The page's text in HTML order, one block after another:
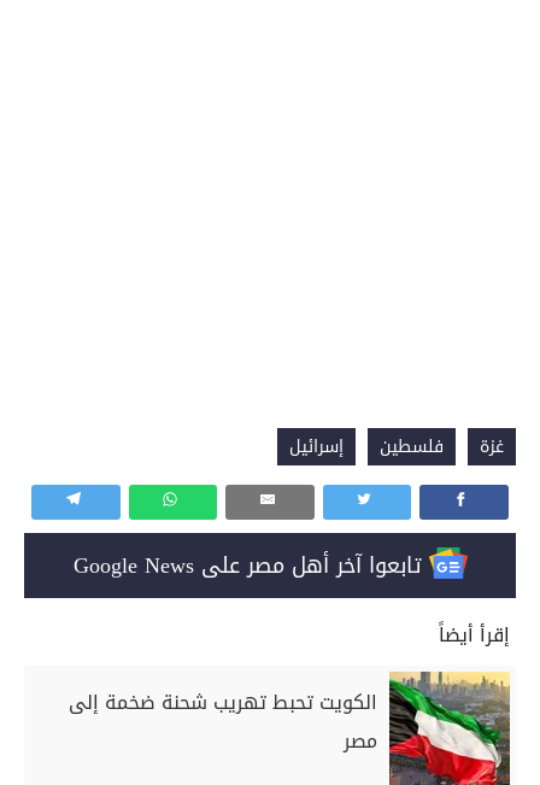
غزة فلسطين إسرائيل
تابعوا آخر أهل مصر على Google News
إقرأ أيضاً
الكويت تحبط تهريب شحنة ضخمة إلى
مصر